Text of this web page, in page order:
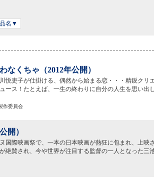
名▼
なくちゃ（2012年公開）
悦吏子が仕掛ける、偶然から始まる恋・・・精鋭クリ
ース！たとえば、一生の終わりに自分の人生を思い出
作委員会
開）
国際映画祭で、一本の日本映画が熱狂に包まれ、上映
絶賛され、今や世界が注目する監督の一人となった三